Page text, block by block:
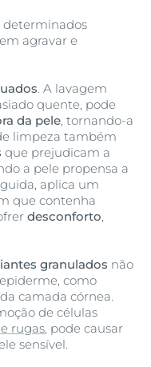
determinados
agravar e
. A lavagem
quente, pode
da pele , tornando-a
limpeza também
que prejudicam a
a pele propensa a
aplica um
que contenha
desconforto
granulados não
como
camada córnea.
de células
rugas , pode causar
sensível.